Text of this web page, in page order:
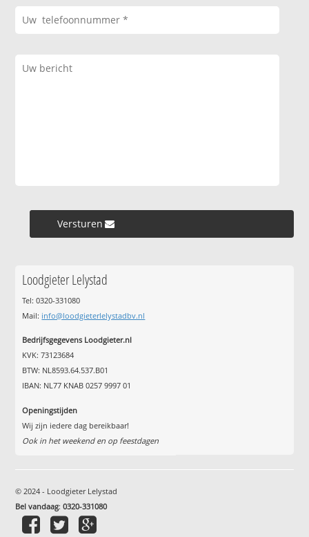
Versturen »
Loodgieter Lelystad
Tel: 0320-331080
Mail: info@loodgieterlelystadbv.nl
Bedrijfsgegevens Loodgieter.nl
KVK: 73123684
BTW: NL8593.64.537.B01
IBAN: NL77 KNAB 0257 9997 01
Openingstijden
Wij zijn iedere dag bereikbaar!
Ook in het weekend en op feestdagen
© 2024 - Loodgieter Lelystad
Bel vandaag:0320-331080